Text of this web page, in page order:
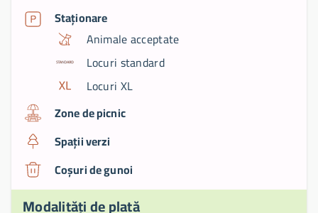
Staționare
Animale acceptate
Locuri standard
Locuri XL
Zone de picnic
Spații verzi
Coșuri de gunoi
Modalități de plată